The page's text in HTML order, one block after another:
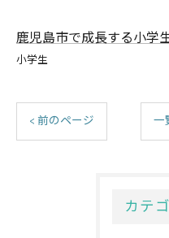
鹿児島市で成長する小学
小学生
< 前のページ 一
カテ